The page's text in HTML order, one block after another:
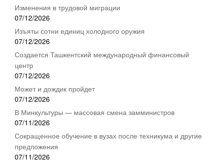
Изменения в трудовой миграции
07/12/2026
Изъяты сотни единиц холодного оружия
07/12/2026
Создается Ташкентский международный финансовый
центр
07/12/2026
Может и дождик пройдет
07/12/2026
В Минкультуры — массовая смена замминистров
07/11/2026
Сокращенное обучение в вузах после техникума и другие
предложения
07/11/2026